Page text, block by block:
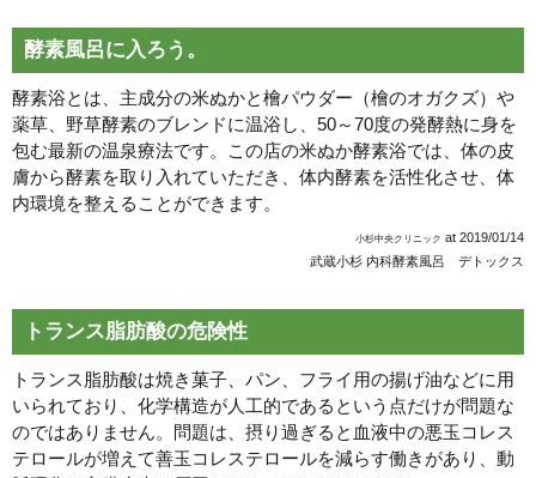
酵素風呂に入ろう。
酵素浴とは、主成分の米ぬかと檜パウダー（檜のオガクズ）や
薬草、野草酵素のブレンドに温浴し、50～70度の発酵熱に身を
包む最新の温泉療法です。この店の米ぬか酵素浴では、体の皮
膚から酵素を取り入れていただき、体内酵素を活性化させ、体
内環境を整えることができます。
小杉中央クリニック at 2019/01/14
武蔵小杉 内科酵素風呂 デトックス
トランス脂肪酸の危険性
トランス脂肪酸は焼き菓子、パン、フライ用の揚げ油などに用
いられており、化学構造が人工的であるという点だけが問題な
のではありません。問題は、摂り過ぎると血液中の悪玉コレス
テロールが増えて善玉コレステロールを減らす働きがあり、動